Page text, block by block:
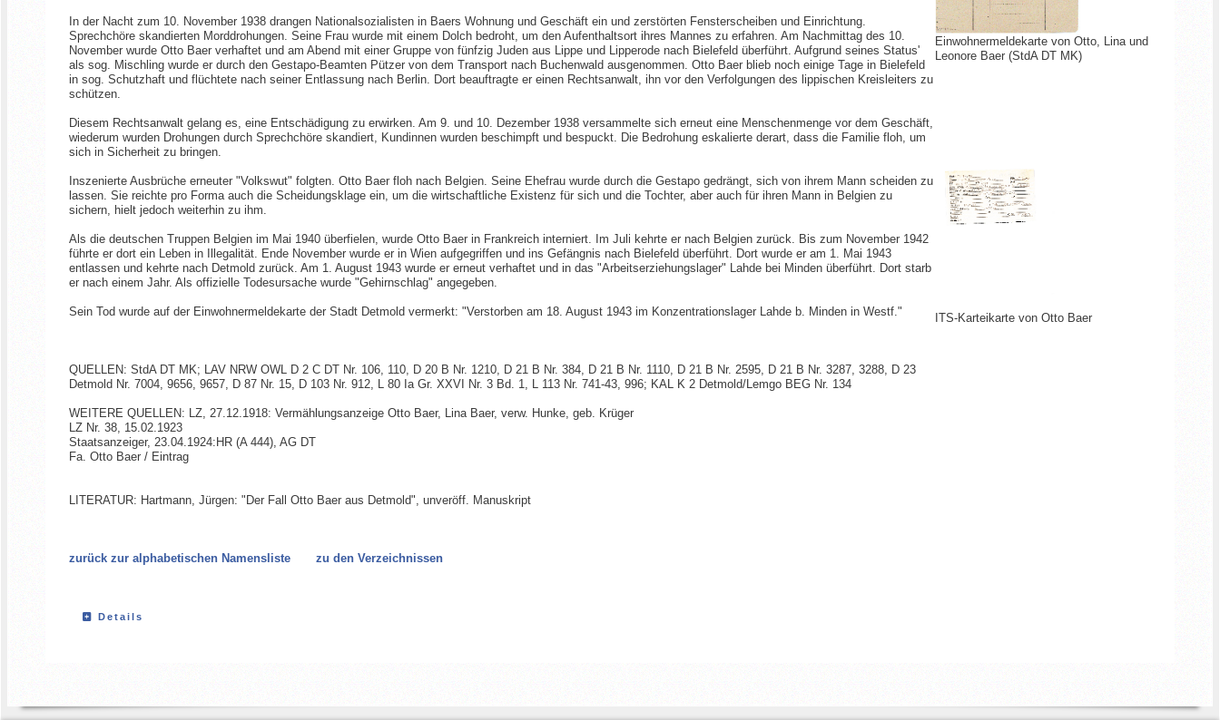
In der Nacht zum 10. November 1938 drangen Nationalsozialisten in Baers Wohnung und Geschäft ein und zerstörten Fensterscheiben und Einrichtung.
Sprechchöre skandierten Morddrohungen. Seine Frau wurde mit einem Dolch bedroht, um den Aufenthaltsort ihres Mannes zu erfahren. Am Nachmittag des 10.
November wurde Otto Baer verhaftet und am Abend mit einer Gruppe von fünfzig Juden aus Lippe und Lipperode nach Bielefeld überführt. Aufgrund seines Status'
als sog. Mischling wurde er durch den Gestapo-Beamten Pützer von dem Transport nach Buchenwald ausgenommen. Otto Baer blieb noch einige Tage in Bielefeld
in sog. Schutzhaft und flüchtete nach seiner Entlassung nach Berlin. Dort beauftragte er einen Rechtsanwalt, ihn vor den Verfolgungen des lippischen Kreisleiters zu
schützen.
Diesem Rechtsanwalt gelang es, eine Entschädigung zu erwirken. Am 9. und 10. Dezember 1938 versammelte sich erneut eine Menschenmenge vor dem Geschäft,
wiederum wurden Drohungen durch Sprechchöre skandiert, Kundinnen wurden beschimpft und bespuckt. Die Bedrohung eskalierte derart, dass die Familie floh, um
sich in Sicherheit zu bringen.
Inszenierte Ausbrüche erneuter "Volkswut" folgten. Otto Baer floh nach Belgien. Seine Ehefrau wurde durch die Gestapo gedrängt, sich von ihrem Mann scheiden zu
lassen. Sie reichte pro Forma auch die Scheidungsklage ein, um die wirtschaftliche Existenz für sich und die Tochter, aber auch für ihren Mann in Belgien zu
sichern, hielt jedoch weiterhin zu ihm.
Als die deutschen Truppen Belgien im Mai 1940 überfielen, wurde Otto Baer in Frankreich interniert. Im Juli kehrte er nach Belgien zurück. Bis zum November 1942
führte er dort ein Leben in Illegalität. Ende November wurde er in Wien aufgegriffen und ins Gefängnis nach Bielefeld überführt. Dort wurde er am 1. Mai 1943
entlassen und kehrte nach Detmold zurück. Am 1. August 1943 wurde er erneut verhaftet und in das "Arbeitserziehungslager" Lahde bei Minden überführt. Dort starb
er nach einem Jahr. Als offizielle Todesursache wurde "Gehirnschlag" angegeben.
Sein Tod wurde auf der Einwohnermeldekarte der Stadt Detmold vermerkt: "Verstorben am 18. August 1943 im Konzentrationslager Lahde b. Minden in Westf."
QUELLEN: StdA DT MK; LAV NRW OWL D 2 C DT Nr. 106, 110, D 20 B Nr. 1210, D 21 B Nr. 384, D 21 B Nr. 1110, D 21 B Nr. 2595, D 21 B Nr. 3287, 3288, D 23
Detmold Nr. 7004, 9656, 9657, D 87 Nr. 15, D 103 Nr. 912, L 80 Ia Gr. XXVI Nr. 3 Bd. 1, L 113 Nr. 741-43, 996; KAL K 2 Detmold/Lemgo BEG Nr. 134
WEITERE QUELLEN: LZ, 27.12.1918: Vermählungsanzeige Otto Baer, Lina Baer, verw. Hunke, geb. Krüger
LZ Nr. 38, 15.02.1923
Staatsanzeiger, 23.04.1924:HR (A 444), AG DT
Fa. Otto Baer / Eintrag
LITERATUR: Hartmann, Jürgen: "Der Fall Otto Baer aus Detmold", unveröff. Manuskript
zurück zur alphabetischen Namensliste zu den Verzeichnissen
Einwohnermeldekarte von Otto, Lina und
Leonore Baer (StdA DT MK)
ITS-Karteikarte von Otto Baer
Details